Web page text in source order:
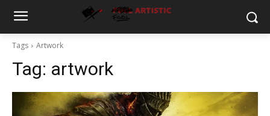
Tags Artwork
Tag: artwork